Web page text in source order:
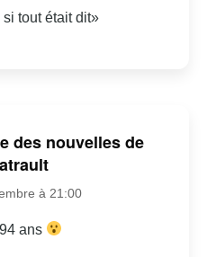
tout était dit»
des nouvelles de
à 21:00
ans